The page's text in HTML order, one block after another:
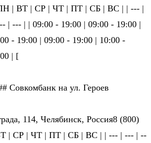
| ВТ | СР | ЧТ | ПТ | СБ | ВС | | --- |
| --- | | 09:00 - 19:00 | 09:00 - 19:00 |
- 19:00 | 09:00 - 19:00 | 10:00 -
| [
Совкомбанк на ул. Героев
114, Челябинск, Россия8 (800)
| СР | ЧТ | ПТ | СБ | ВС | | --- | --- | --